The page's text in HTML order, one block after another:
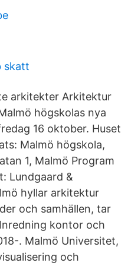
skatt
arkitekter Arkitektur
högskolas nya
16 oktober. Huset
Malmö högskola,
1, Malmö Program
Lundgaard &
hyllar arkitektur
och samhällen, tar
kontor och
. Malmö Universitet,
och